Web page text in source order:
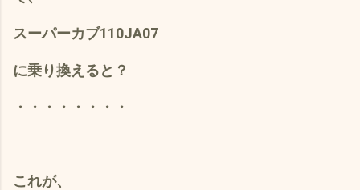
スーパーカブ110JA07
に乗り換えると？
・・・・・・・・
これが、